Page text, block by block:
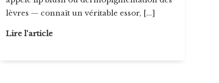
lèvres — connaît un véritable essor, [...]
Lire l'article